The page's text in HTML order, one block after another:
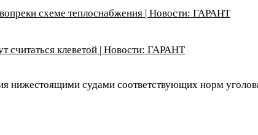
схеме теплоснабжения | Новости: ГАРАНТ
считаться клеветой | Новости: ГАРАНТ
нижестоящими судами соответствующих норм